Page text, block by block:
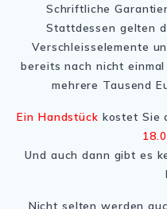
Schriftliche
Stattdessen gelten
Verschleisselemente
bereits nach nicht
mehrere Tausend
Ein Handstück kostet Sie
Und auch dann gibt es
Nicht selten werden